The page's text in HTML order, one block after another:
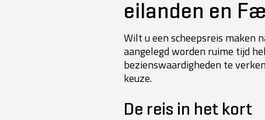
eilanden en
Wilt u een scheepsreis maken
aangelegd worden ruime tijd
bezienswaardigheden te
keuze.
De reis in het kort